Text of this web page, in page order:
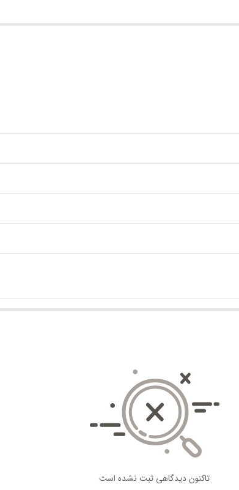
تاکنون دیدگاهی ثبت نشده است